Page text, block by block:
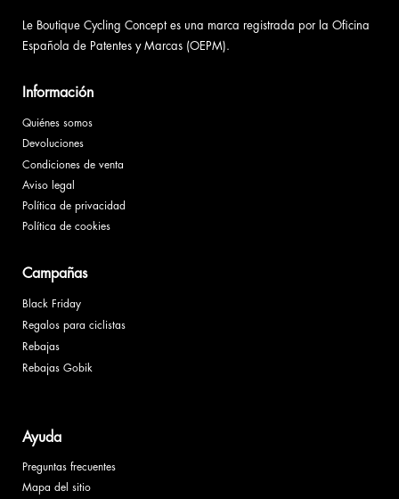
Le Boutique Cycling Concept es una marca registrada por la Oficina
Española de Patentes y Marcas (OEPM).
Información
Quiénes somos
Devoluciones
Condiciones de venta
Aviso legal
Política de privacidad
Política de cookies
Campañas
Black Friday
Regalos para ciclistas
Rebajas
Rebajas Gobik
Ayuda
Preguntas frecuentes
Mapa del sitio